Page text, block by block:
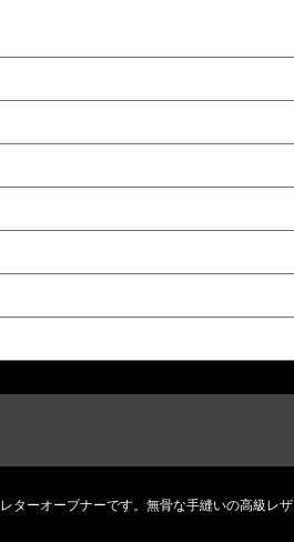
ターオープナーです。無骨な手縫いの高級レザ